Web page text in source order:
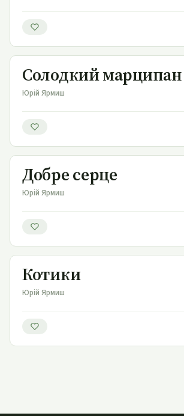
Солодкий марципан
Солодкий марципан
Юрій Ярмиш
Добре серце
Добре серце
Юрій Ярмиш
Котики
Котики
Юрій Ярмиш